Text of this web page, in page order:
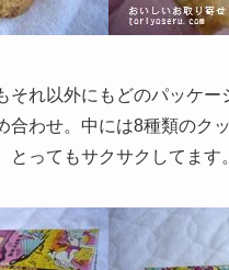
それ以外にもどのパッケ
合わせ。中には8種類のク
とってもサクサクしてま